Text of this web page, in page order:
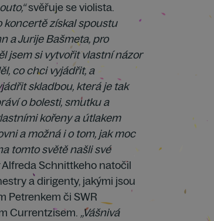
svěřuje se violista.
koncertě získal spoustu
a Jurije Bašmeta, pro
jsem si vytvořit vlastní názor
co chci vyjádřit, a
skladbou, která je tak
o bolesti, smutku a
kořeny a útlakem
a možná i o tom, jak moc
tomto světě našli své
Alfreda Schnittkeho natočil
a dirigenty, jakými jsou
Petrenkem či SWR
Currentzisem. „Vášnivá